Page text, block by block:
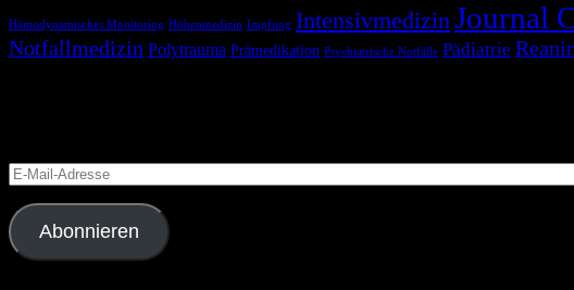
Hämodynamisches Monitoring Höhenmedizin Impfung IntensivmedizinJournal
Notfallmedizin Polytrauma Prämedikation Psychiatrische Notfälle Pädiatrie
E-
Mail-
Adresse
Abonnieren